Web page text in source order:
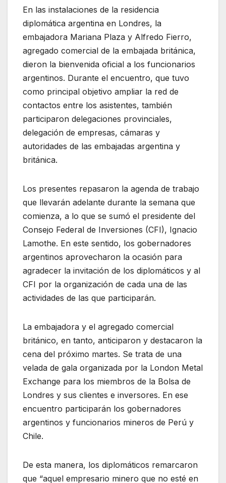
En las instalaciones de la residencia
diplomática argentina en Londres, la
embajadora Mariana Plaza y Alfredo Fierro,
agregado comercial de la embajada británica,
dieron la bienvenida oficial a los funcionarios
argentinos. Durante el encuentro, que tuvo
como principal objetivo ampliar la red de
contactos entre los asistentes, también
participaron delegaciones provinciales,
delegación de empresas, cámaras y
autoridades de las embajadas argentina y
británica.
Los presentes repasaron la agenda de trabajo
que llevarán adelante durante la semana que
comienza, a lo que se sumó el presidente del
Consejo Federal de Inversiones (CFI), Ignacio
Lamothe. En este sentido, los gobernadores
argentinos aprovecharon la ocasión para
agradecer la invitación de los diplomáticos y al
CFI por la organización de cada una de las
actividades de las que participarán.
La embajadora y el agregado comercial
británico, en tanto, anticiparon y destacaron la
cena del próximo martes. Se trata de una
velada de gala organizada por la London Metal
Exchange para los miembros de la Bolsa de
Londres y sus clientes e inversores. En ese
encuentro participarán los gobernadores
argentinos y funcionarios mineros de Perú y
Chile.
De esta manera, los diplomáticos remarcaron
que “aquel empresario minero que no esté en